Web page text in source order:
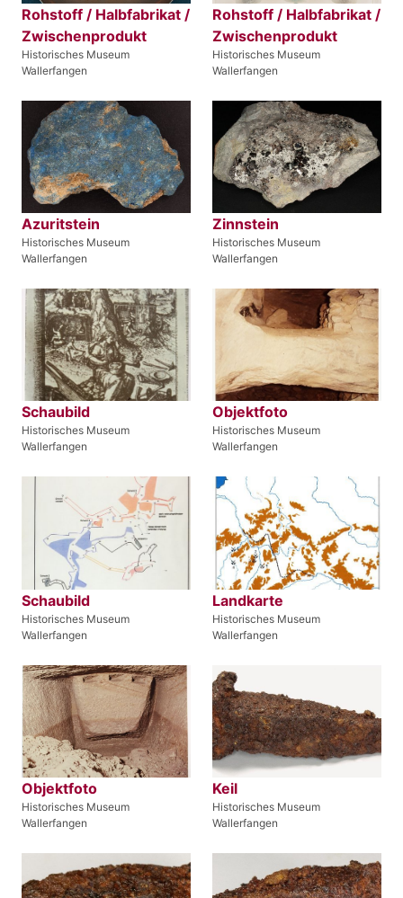
Rohstoff / Halbfabrikat /
Zwischenprodukt
Historisches Museum
Wallerfangen
Rohstoff / Halbfabrikat /
Zwischenprodukt
Historisches Museum
Wallerfangen
Azuritstein
Historisches Museum
Wallerfangen
Zinnstein
Historisches Museum
Wallerfangen
Schaubild
Historisches Museum
Wallerfangen
Objektfoto
Historisches Museum
Wallerfangen
Schaubild
Historisches Museum
Wallerfangen
Landkarte
Historisches Museum
Wallerfangen
Objektfoto
Historisches Museum
Wallerfangen
Keil
Historisches Museum
Wallerfangen